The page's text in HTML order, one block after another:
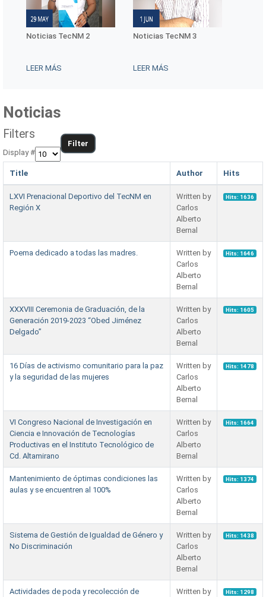
Noticias TecNM 2
LEER MÁS
Noticias TecNM 3
LEER MÁS
Noticias
Filters
Display #
Filter
Title Author Hits
LXVI Prenacional Deportivo del TecNM en
Región X
Written by
Carlos
Alberto
Bernal
Hits: 1636
Poema dedicado a todas las madres.
Written by
Carlos
Alberto
Bernal
Hits: 1646
XXXVIII Ceremonia de Graduación, de la
Generación 2019-2023 “Obed Jiménez
Delgado”
Written by
Carlos
Alberto
Bernal
Hits: 1605
16 Días de activismo comunitario para la paz
y la seguridad de las mujeres
Written by
Carlos
Alberto
Bernal
Hits: 1478
VI Congreso Nacional de Investigación en
Ciencia e Innovación de Tecnologías
Productivas en el Instituto Tecnológico de
Cd. Altamirano
Written by
Carlos
Alberto
Bernal
Hits: 1664
Mantenimiento de óptimas condiciones las
aulas y se encuentren al 100%
Written by
Carlos
Alberto
Bernal
Hits: 1374
Sistema de Gestión de Igualdad de Género y
No Discriminación
Written by
Carlos
Alberto
Bernal
Hits: 1438
Actividades de poda y recolección de
Written by
Hits: 1298